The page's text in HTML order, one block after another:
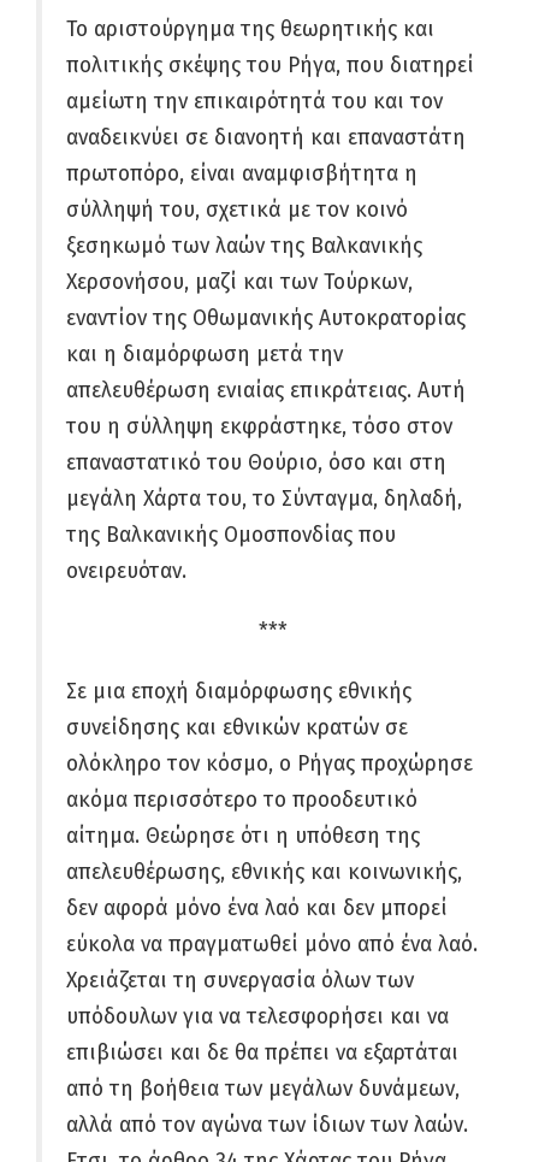
Το αριστούργημα της θεωρητικής και
πολιτικής σκέψης του Ρήγα, που διατηρεί
αμείωτη την επικαιρότητά του και τον
αναδεικνύει σε διανοητή και επαναστάτη
πρωτοπόρο, είναι αναμφισβήτητα η
σύλληψή του, σχετικά με τον κοινό
ξεσηκωμό των λαών της Βαλκανικής
Χερσονήσου, μαζί και των Τούρκων,
εναντίον της Οθωμανικής Αυτοκρατορίας
και η διαμόρφωση μετά την
απελευθέρωση ενιαίας επικράτειας. Αυτή
του η σύλληψη εκφράστηκε, τόσο στον
επαναστατικό του Θούριο, όσο και στη
μεγάλη Χάρτα του, το Σύνταγμα, δηλαδή,
της Βαλκανικής Ομοσπονδίας που
ονειρευόταν.
***
Σε μια εποχή διαμόρφωσης εθνικής
συνείδησης και εθνικών κρατών σε
ολόκληρο τον κόσμο, ο Ρήγας προχώρησε
ακόμα περισσότερο το προοδευτικό
αίτημα. Θεώρησε ότι η υπόθεση της
απελευθέρωσης, εθνικής και κοινωνικής,
δεν αφορά μόνο ένα λαό και δεν μπορεί
εύκολα να πραγματωθεί μόνο από ένα λαό.
Χρειάζεται τη συνεργασία όλων των
υπόδουλων για να τελεσφορήσει και να
επιβιώσει και δε θα πρέπει να εξαρτάται
από τη βοήθεια των μεγάλων δυνάμεων,
αλλά από τον αγώνα των ίδιων των λαών.